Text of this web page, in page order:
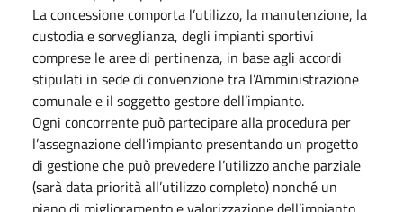
La concessione comporta l’utilizzo, la manutenzione, la
custodia e sorveglianza, degli impianti sportivi
comprese le aree di pertinenza, in base agli accordi
stipulati in sede di convenzione tra l’Amministrazione
comunale e il soggetto gestore dell’impianto.
Ogni concorrente può partecipare alla procedura per
l’assegnazione dell’impianto presentando un progetto
di gestione che può prevedere l’utilizzo anche parziale
(sarà data priorità all’utilizzo completo) nonché un